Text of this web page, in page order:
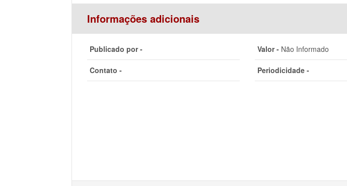
Informações adicionais
Publicado por - Valor -Não Informado
Contato - Periodicidade -